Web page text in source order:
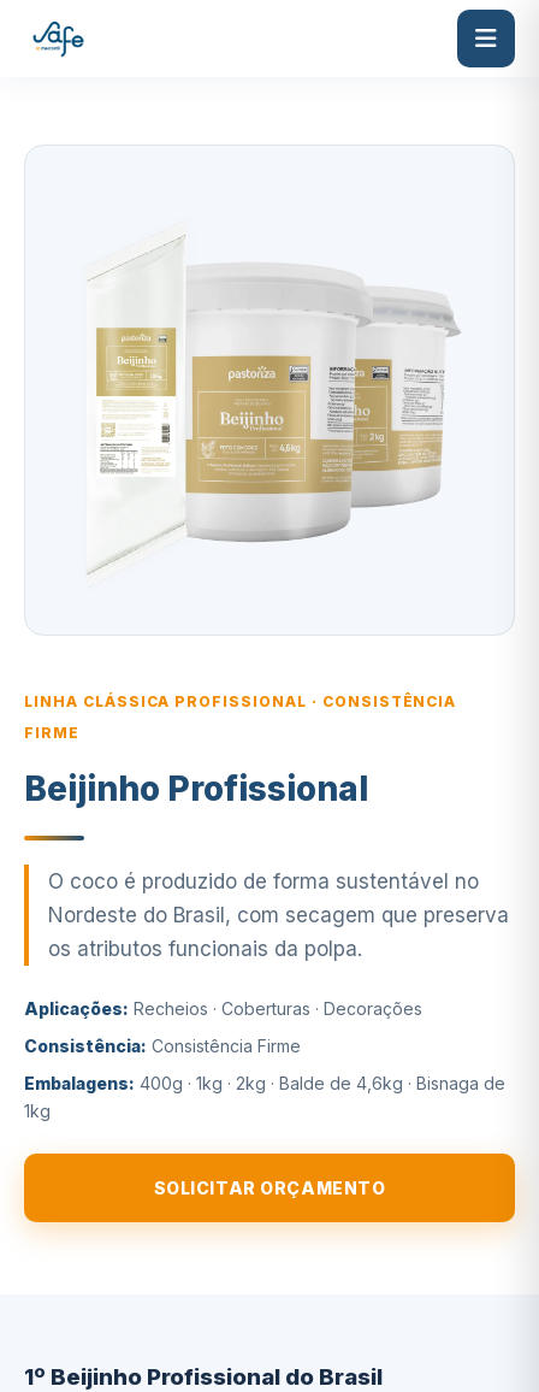
LINHA CLÁSSICA PROFISSIONAL · CONSISTÊNCIA
FIRME
Beijinho Profissional
O coco é produzido de forma sustentável no
Nordeste do Brasil, com secagem que preserva
os atributos funcionais da polpa.
Aplicações: Recheios · Coberturas · Decorações
Consistência: Consistência Firme
Embalagens: 400g · 1kg · 2kg · Balde de 4,6kg · Bisnaga de
1kg
SOLICITAR ORÇAMENTO
1º Beijinho Profissional do Brasil